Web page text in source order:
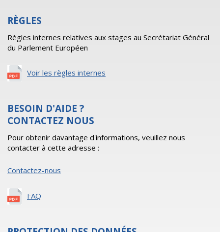
RÈGLES
Règles internes relatives aux stages au Secrétariat Général
du Parlement Européen
Voir les règles internes
BESOIN D'AIDE ?
CONTACTEZ NOUS
Pour obtenir davantage d'informations, veuillez nous
contacter à cette adresse :
Contactez-nous
FAQ